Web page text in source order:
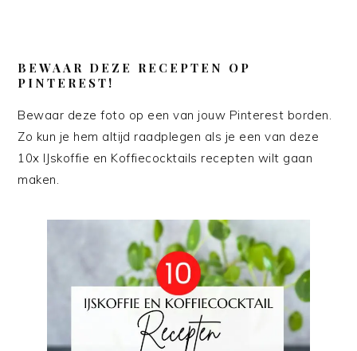
BEWAAR DEZE RECEPTEN OP
PINTEREST!
Bewaar deze foto op een van jouw Pinterest borden.
Zo kun je hem altijd raadplegen als je een van deze
10x IJskoffie en Koffiecocktails recepten wilt gaan
maken.